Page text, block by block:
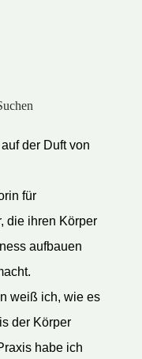
für
die ihren Körper
aufbauen
weiß ich, wie es
der Körper
habe ich